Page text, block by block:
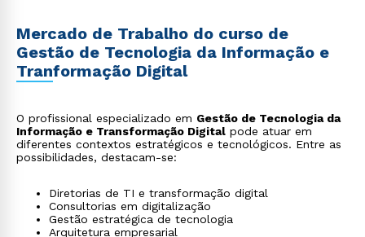
Mercado de Trabalho do curso de
Gestão de Tecnologia da Informação e
Tranformação Digital
O profissional especializado em Gestão de Tecnologia da
Informação e Transformação Digital pode atuar em
diferentes contextos estratégicos e tecnológicos. Entre as
possibilidades, destacam-se:
Diretorias de TI e transformação digital
Consultorias em digitalização
Gestão estratégica de tecnologia
Arquitetura empresarial